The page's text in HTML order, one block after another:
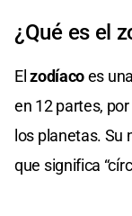
¿Qué es el
Elzodíacoes
en 12 partes,
los planetas. Su
que significa